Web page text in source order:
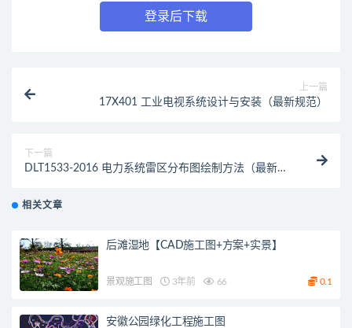
登录后下载
上一篇
17X401 工业电视系统设计与安装（最新规范）
下一篇
DLT1533-2016 电力系统雷区分布图绘制方法（最新规
相关文章
后滩湿地【CAD施工图+方案+实景】
景观施工图 3年前 66 0.1
安徽公园绿化工程施工图